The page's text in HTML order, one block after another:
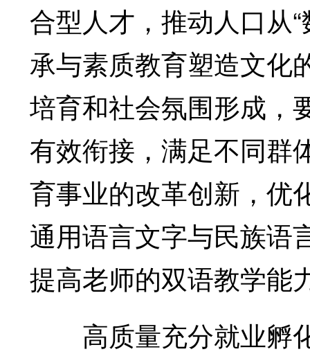
合型人才，推动人口从
承与素质教育塑造文化
培育和社会氛围形成，
有效衔接，满足不同群
育事业的改革创新，优
通用语言文字与民族语
提高老师的双语教学能
高质量充分就业孵化